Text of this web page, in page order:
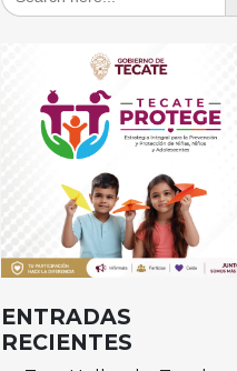
ENTRADAS
RECIENTES